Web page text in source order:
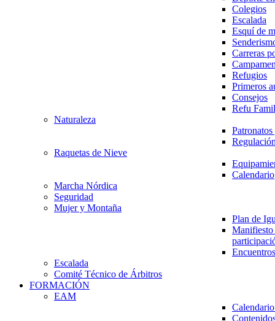
Colegios
Escalada
Esquí de
Carreras
Refugios
Primeros
Consejos
Refu
Naturaleza
Raquetas de Nieve
Calendario
Marcha Nórdica
Seguridad
Mujer y Montaña
Plan de
Escalada
Comité Técnico de Árbitros
FORMACIÓN
EAM